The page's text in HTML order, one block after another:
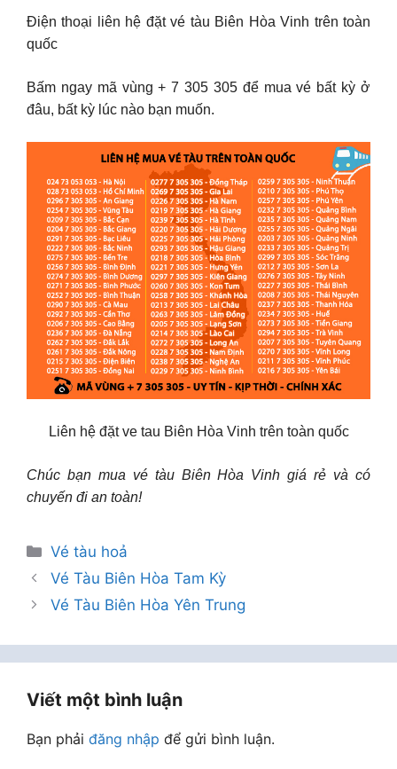
Điện thoại liên hệ đặt vé tàu Biên Hòa Vinh trên toàn
quốc
Bấm ngay mã vùng + 7 305 305 để mua vé bất kỳ ở
đâu, bất kỳ lúc nào bạn muốn.
Liên hệ đặt ve tau Biên Hòa Vinh trên toàn quốc
Chúc bạn mua vé tàu Biên Hòa Vinh giá rẻ và có
chuyến đi an toàn!
Danh
mục
Vé tàu hoả
Vé Tàu Biên Hòa Tam Kỳ
Vé Tàu Biên Hòa Yên Trung
Viết một bình luận
Bạn phải đăng nhập để gửi bình luận.